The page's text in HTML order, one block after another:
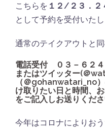
こちらを １２/２３．２
として予約を受付いた
通常のテイクアウトと同
電話受付 ０３－６２４
またはツイッター(＠
（＠gohanwatari_no
け取りたい日と時間、
をご記入しお送りくださ
今年はコロナによりお